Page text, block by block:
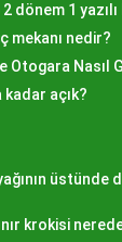
da özel
gibi
bulabilirsiniz.
dönem 1
mekanı nedir?
Otogara Nasıl
açık?
üstünde
krokisi